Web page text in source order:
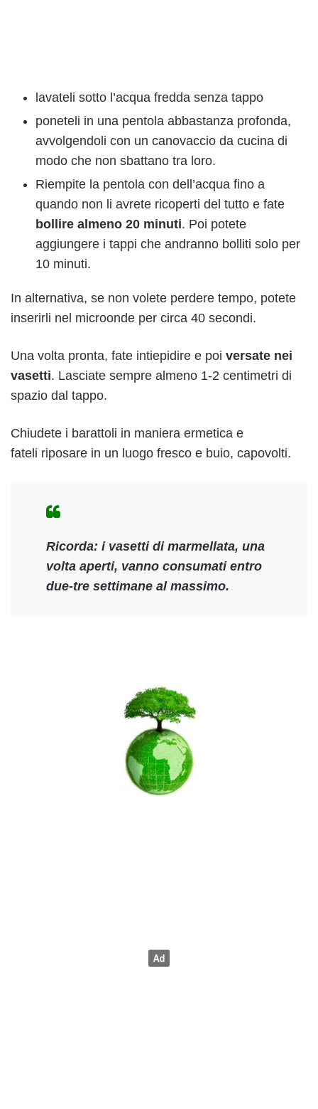
lavateli sotto l’acqua fredda senza tappo
poneteli in una pentola abbastanza profonda,
avvolgendoli con un canovaccio da cucina di
modo che non sbattano tra loro.
Riempite la pentola con dell’acqua fino a
quando non li avrete ricoperti del tutto e fate
bollire almeno 20 minuti. Poi potete
aggiungere i tappi che andranno bolliti solo per
10 minuti.
In alternativa, se non volete perdere tempo, potete
inserirli nel microonde per circa 40 secondi.
Una volta pronta, fate intiepidire e poi versate nei
vasetti. Lasciate sempre almeno 1-2 centimetri di
spazio dal tappo.
Chiudete i barattoli in maniera ermetica e
fateli riposare in un luogo fresco e buio, capovolti.
Ricorda: ivasetti di marmellata, una
volta aperti, vanno consumati entro
due-tre settimane al massimo.